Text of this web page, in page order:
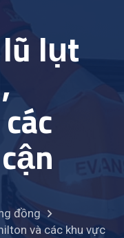
lụt
đồng
và các khu vực